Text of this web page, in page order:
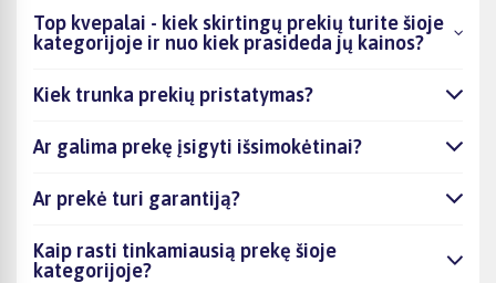
Top kvepalai - kiek skirtingų prekių turite šioje
kategorijoje ir nuo kiek prasideda jų kainos?
Kiek trunka prekių pristatymas?
Ar galima prekę įsigyti išsimokėtinai?
Ar prekė turi garantiją?
Kaip rasti tinkamiausią prekę šioje
kategorijoje?